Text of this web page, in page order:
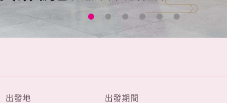
出發地 出發期間